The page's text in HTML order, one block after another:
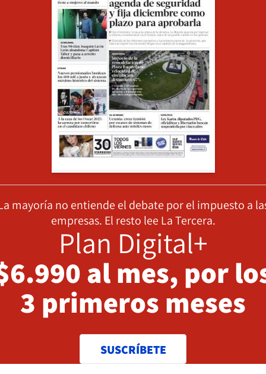
mayoría no entiende el debate por el impuesto a
empresas. El resto lee La Tercera.
Plan Digital+
al mes, por
3 primeros meses
SUSCRÍBETE